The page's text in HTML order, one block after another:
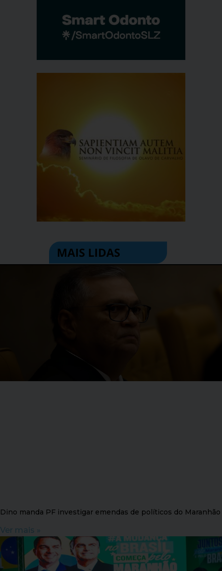
Dino manda PF investigar emendas de políticos do Maranhão
Ver mais »